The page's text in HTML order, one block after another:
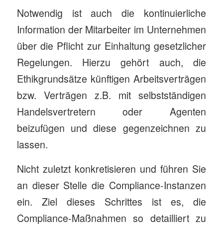
Notwendig ist auch die kontinuierliche
Information der Mitarbeiter im Unternehmen
über die Pflicht zur Einhaltung gesetzlicher
Regelungen. Hierzu gehört auch, die
Ethikgrundsätze künftigen Arbeitsverträgen
bzw. Verträgen z.B. mit selbstständigen
Handelsvertretern oder Agenten
beizufügen und diese gegenzeichnen zu
lassen.
Nicht zuletzt konkretisieren und führen Sie
an dieser Stelle die Compliance-Instanzen
ein. Ziel dieses Schrittes ist es, die
Compliance-Maßnahmen so detailliert zu